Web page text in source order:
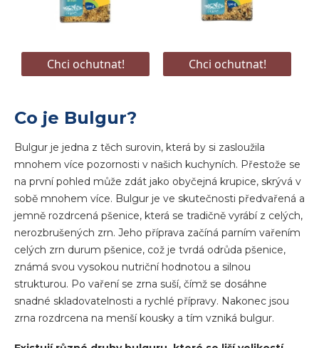
Co je Bulgur?
Bulgur je jedna z těch surovin, která by si zasloužila
mnohem více pozornosti v našich kuchyních. Přestože se
na první pohled může zdát jako obyčejná krupice, skrývá v
sobě mnohem více. Bulgur je ve skutečnosti předvařená a
jemně rozdrcená pšenice, která se tradičně vyrábí z celých,
nerozbrušených zrn. Jeho příprava začíná parním vařením
celých zrn durum pšenice, což je tvrdá odrůda pšenice,
známá svou vysokou nutriční hodnotou a silnou
strukturou. Po vaření se zrna suší, čímž se dosáhne
snadné skladovatelnosti a rychlé přípravy. Nakonec jsou
zrna rozdrcena na menší kousky a tím vzniká bulgur.